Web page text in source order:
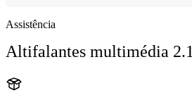
Assistência
Altifalantes multimédia 2.1